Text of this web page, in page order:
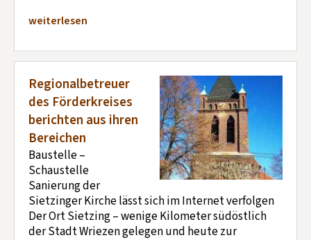
weiterlesen
Regionalbetreuer
des Förderkreises
berichten aus ihren
Bereichen
Baustelle –
Schaustelle
Sanierung der
Sietzinger Kirche lässt sich im Internet verfolgen
Der Ort Sietzing – wenige Kilometer südöstlich
der Stadt Wriezen gelegen und heute zur